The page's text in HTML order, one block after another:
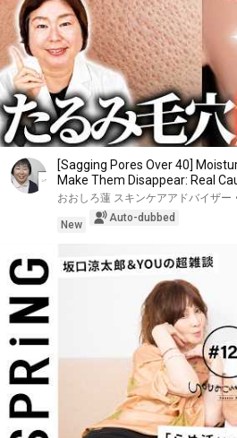
[Sagging Pores Over 40]
Make Them Disappear: Real
おおしろ蓮 スキンケアアドバイザー •
New
Auto-dubbed